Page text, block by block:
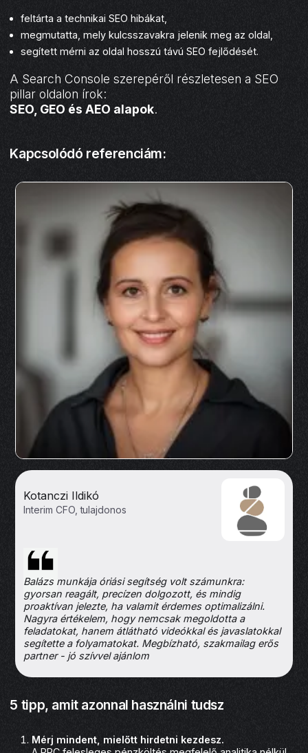
feltárta a technikai SEO hibákat,
megmutatta, mely kulcsszavakra jelenik meg az oldal,
segített mérni az oldal hosszú távú SEO fejlődését.
A Search Console szerepéről részletesen a SEO
pillar oldalon írok:
SEO, GEO és AEO alapok.
Kapcsolódó referenciám:
Kotanczi Ildikó
Interim CFO, tulajdonos
Balázs munkája óriási segítség volt számunkra:
gyorsan reagált, precízen dolgozott, és mindig
proaktívan jelezte, ha valamit érdemes optimalizálni.
Nagyra értékelem, hogy nemcsak megoldotta a
feladatokat, hanem átlátható videókkal és javaslatokkal
segítette a folyamatokat. Megbízható, szakmailag erős
partner - jó szívvel ajánlom
5 tipp, amit azonnal használni tudsz
Mérj mindent, mielőtt hirdetni kezdesz.